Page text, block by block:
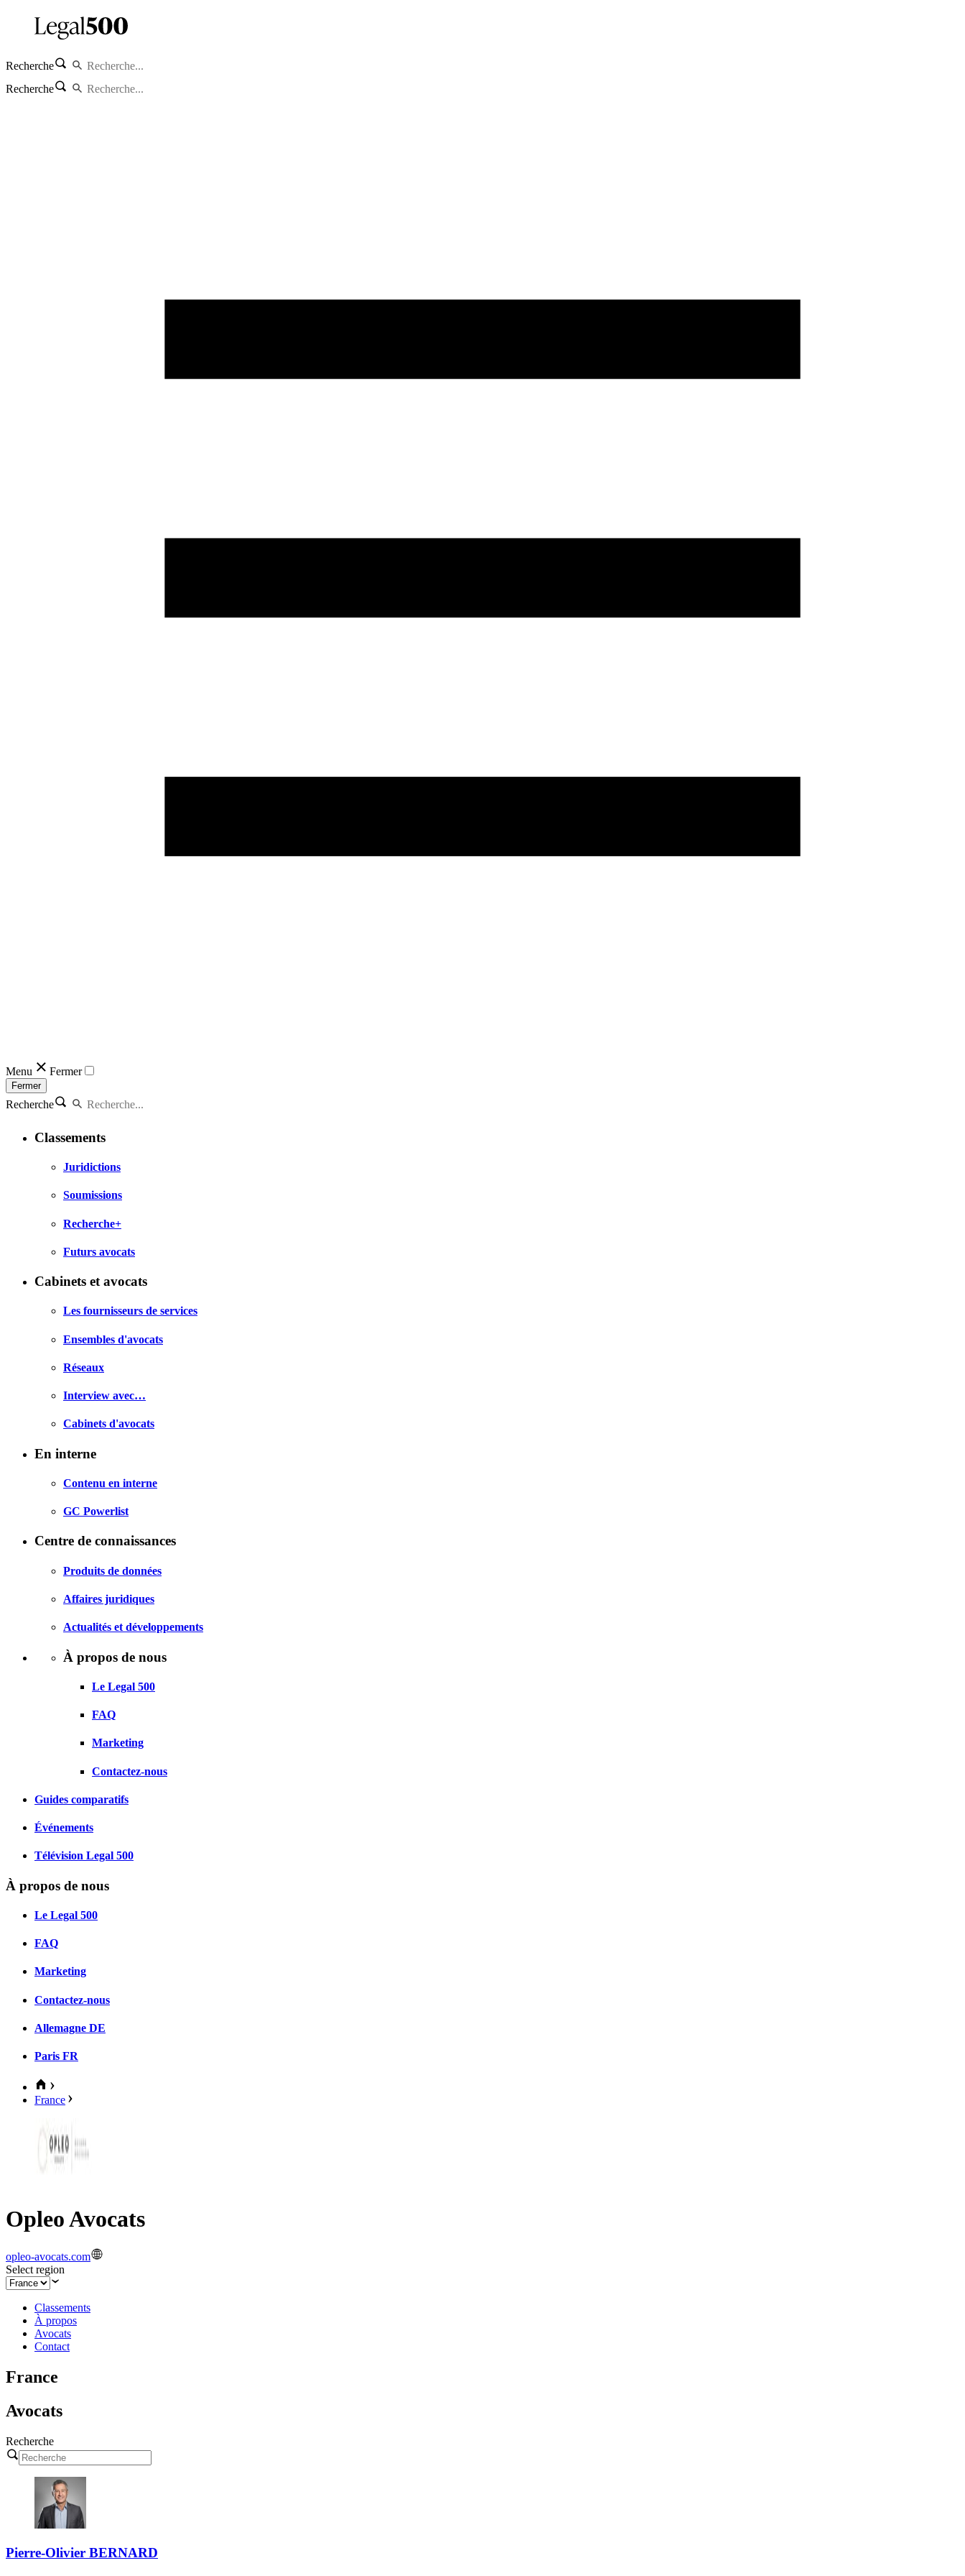
Recherche
Recherche
Menu Fermer
Fermer
Recherche
Classements
Juridictions
Soumissions
Recherche+
Futurs avocats
Cabinets et avocats
Les fournisseurs de services
Ensembles d'avocats
Réseaux
Interview avec…
Cabinets d'avocats
En interne
Contenu en interne
GC Powerlist
Centre de connaissances
Produits de données
Affaires juridiques
Actualités et développements
À propos de nous
Le Legal 500
FAQ
Marketing
Contactez-nous
Guides comparatifs
Événements
Télévision Legal 500
À propos de nous
Le Legal 500
FAQ
Marketing
Contactez-nous
Allemagne DE
Paris FR
France
Opleo Avocats
opleo-avocats.com
Select region
Classements
À propos
Avocats
Contact
France
Avocats
Recherche
Pierre-Olivier BERNARD